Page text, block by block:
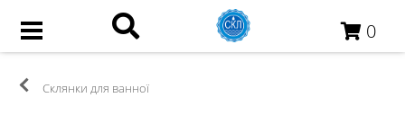
0
Склянки для ванної